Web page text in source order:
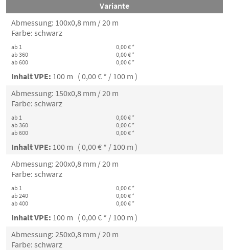
Variante
Abmessung: 100x0,8 mm / 20 m
Farbe: schwarz
ab 1
0,00 € *
ab 360
0,00 € *
ab 600
0,00 € *
Inhalt VPE: 100 m ( 0,00 € * / 100 m )
Abmessung: 150x0,8 mm / 20 m
Farbe: schwarz
ab 1
0,00 € *
ab 360
0,00 € *
ab 600
0,00 € *
Inhalt VPE: 100 m ( 0,00 € * / 100 m )
Abmessung: 200x0,8 mm / 20 m
Farbe: schwarz
ab 1
0,00 € *
ab 240
0,00 € *
ab 400
0,00 € *
Inhalt VPE: 100 m ( 0,00 € * / 100 m )
Abmessung: 250x0,8 mm / 20 m
Farbe: schwarz